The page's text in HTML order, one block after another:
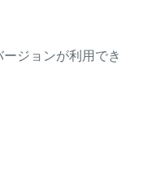
ージョンが利用でき